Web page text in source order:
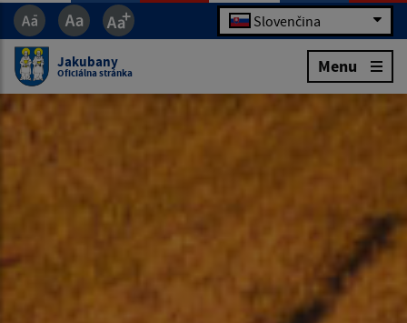
Slovenčina
Jakubany
Oficiálna stránka Menu